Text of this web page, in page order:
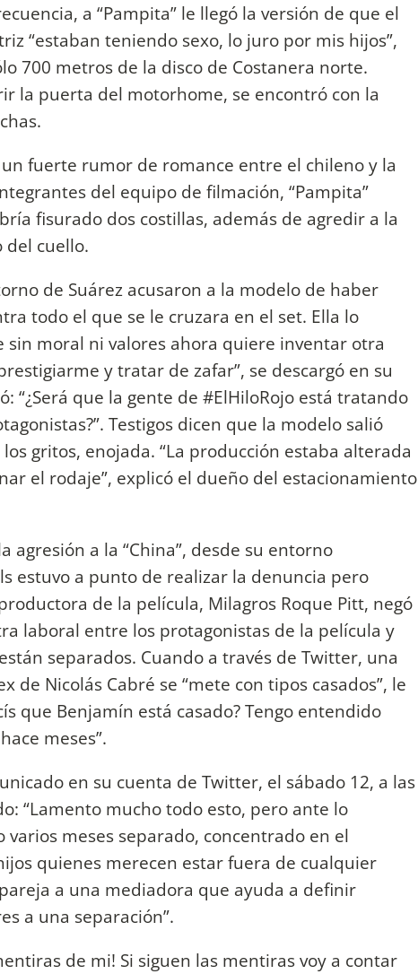
a “Pampita” le llegó la versión de que el
“estaban teniendo sexo, lo juro por mis hijos”,
700 metros de la disco de Costanera norte.
la puerta del motorhome, se encontró con la
fuerte rumor de romance entre el chileno y la
del equipo de filmación, “Pampita”
fisurado dos costillas, además de agredir a la
del cuello.
de Suárez acusaron a la modelo de haber
todo el que se le cruzara en el set. Ella lo
sin moral ni valores ahora quiere inventar otra
y tratar de zafar”, se descargó en su
“¿Será que la gente de #ElHiloRojo está tratando
Testigos dicen que la modelo salió
gritos, enojada. “La producción estaba alterada
el rodaje”, explicó el dueño del estacionamiento
agresión a la “China”, desde su entorno
estuvo a punto de realizar la denuncia pero
de la película, Milagros Roque Pitt, negó
laboral entre los protagonistas de la película y
separados. Cuando a través de Twitter, una
de Nicolás Cabré se “mete con tipos casados”, le
que Benjamín está casado? Tengo entendido
meses”.
en su cuenta de Twitter, el sábado 12, a las
“Lamento mucho todo esto, pero ante lo
meses separado, concentrado en el
quienes merecen estar fuera de cualquier
a una mediadora que ayuda a definir
a una separación”.
de mi! Si siguen las mentiras voy a contar